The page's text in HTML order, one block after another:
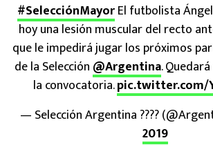
#SelecciónMayorEl futbolista
hoy una lesión muscular del recto
que le impedirá jugar los próximos
de la Selección @Argentina.
la convocatoria.pic.twitter.com/
— Selección Argentina ????
2019